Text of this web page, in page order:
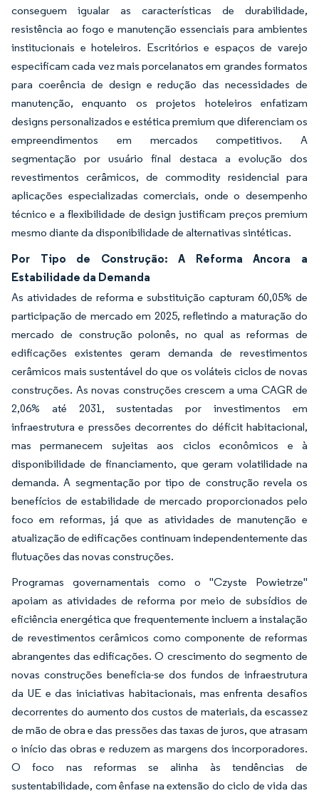
conseguem igualar as características de durabilidade,
resistência ao fogo e manutenção essenciais para ambientes
institucionais e hoteleiros. Escritórios e espaços de varejo
especificam cada vez mais porcelanatos em grandes formatos
para coerência de design e redução das necessidades de
manutenção, enquanto os projetos hoteleiros enfatizam
designs personalizados e estética premium que diferenciam os
empreendimentos em mercados competitivos. A
segmentação por usuário final destaca a evolução dos
revestimentos cerâmicos, de commodity residencial para
aplicações especializadas comerciais, onde o desempenho
técnico e a flexibilidade de design justificam preços premium
mesmo diante da disponibilidade de alternativas sintéticas.
Por Tipo de Construção: A Reforma Ancora a
Estabilidade da Demanda
As atividades de reforma e substituição capturam 60,05% de
participação de mercado em 2025, refletindo a maturação do
mercado de construção polonês, no qual as reformas de
edificações existentes geram demanda de revestimentos
cerâmicos mais sustentável do que os voláteis ciclos de novas
construções. As novas construções crescem a uma CAGR de
2,06% até 2031, sustentadas por investimentos em
infraestrutura e pressões decorrentes do déficit habitacional,
mas permanecem sujeitas aos ciclos econômicos e à
disponibilidade de financiamento, que geram volatilidade na
demanda. A segmentação por tipo de construção revela os
benefícios de estabilidade de mercado proporcionados pelo
foco em reformas, já que as atividades de manutenção e
atualização de edificações continuam independentemente das
flutuações das novas construções.
Programas governamentais como o "Czyste Powietrze"
apoiam as atividades de reforma por meio de subsídios de
eficiência energética que frequentemente incluem a instalação
de revestimentos cerâmicos como componente de reformas
abrangentes das edificações. O crescimento do segmento de
novas construções beneficia-se dos fundos de infraestrutura
da UE e das iniciativas habitacionais, mas enfrenta desafios
decorrentes do aumento dos custos de materiais, da escassez
de mão de obra e das pressões das taxas de juros, que atrasam
o início das obras e reduzem as margens dos incorporadores.
O foco nas reformas se alinha às tendências de
sustentabilidade, com ênfase na extensão do ciclo de vida das